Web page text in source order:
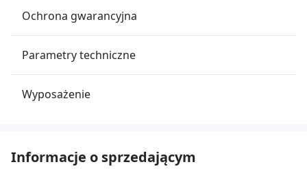
Ochrona gwarancyjna
Parametry techniczne
Wyposażenie
Informacje o sprzedającym